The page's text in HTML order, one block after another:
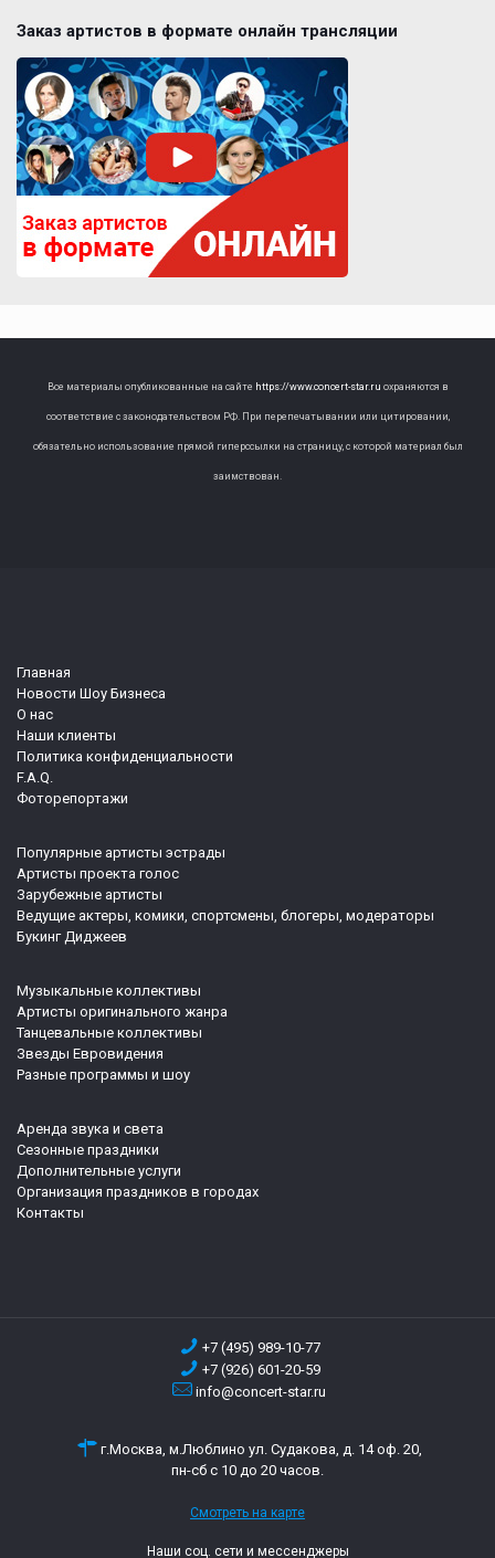
Заказ артистов в формате онлайн трансляции
Все материалы опубликованные на сайте https://www.concert-star.ru охраняются в
соответствие с законодательством РФ. При перепечатывании или цитировании,
обязательно использование прямой гиперссылки на страницу, с которой материал был
заимствован.
Главная
Новости Шоу Бизнеса
О нас
Наши клиенты
Политика конфиденциальности
F.A.Q.
Фоторепортажи
Популярные артисты эстрады
Артисты проекта голос
Зарубежные артисты
Ведущие актеры, комики, спортсмены, блогеры, модераторы
Букинг Диджеев
Музыкальные коллективы
Артисты оригинального жанра
Танцевальные коллективы
Звезды Евровидения
Разные программы и шоу
Аренда звука и света
Сезонные праздники
Дополнительные услуги
Организация праздников в городах
Контакты
+7 (495) 989-10-77
+7 (926) 601-20-59
info@concert-star.ru
г.Москва, м.Люблино ул. Судакова, д. 14 оф. 20,
пн-сб с 10 до 20 часов.
Смотреть на карте
Наши соц. сети и мессенджеры